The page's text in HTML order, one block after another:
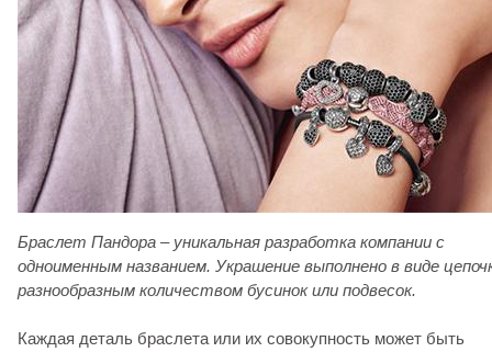
Браслет Пандора – уникальная разработка компании с
одноименным названием. Украшение выполнено в виде
разнообразным количеством бусинок или подвесок.
Каждая деталь браслета или их совокупность может быть